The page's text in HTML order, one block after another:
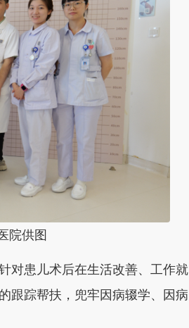
院供图
患儿术后在生活改善、工作就
跟踪帮扶，兜牢因病辍学、因病